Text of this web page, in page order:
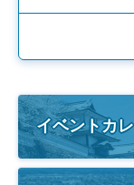
イベントカ